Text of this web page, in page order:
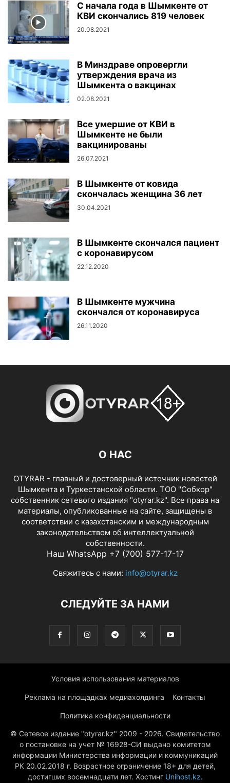
С начала года в Шымкенте от
КВИ скончались 819 человек
20.08.2021
В Минздраве опровергли
утверждения врача из
Шымкента о вакцинах
02.08.2021
Все умершие от КВИ в
Шымкенте не были
вакцинированы
26.07.2021
В Шымкенте от ковида
скончалась женщина 36 лет
30.04.2021
В Шымкенте скончался пациент
с коронавирусом
22.12.2020
В Шымкенте мужчина
скончался от коронавируса
26.11.2020
О НАС
OTYRAR - главный и достоверный источник новостей
Шымкента и Туркестанской области. ТОО "Собкор"
собственник сетевого издания "otyrar.kz". Все права на
материалы, опубликованные на сайте, защищены в
соответствии с казахстанским и международным
законодательством об интеллектуальной
собственности.
Наш WhatsApp +7 (700) 577-17-17
Свяжитесь с нами: info@otyrar.kz
СЛЕДУЙТЕ ЗА НАМИ
Условия использования материалов
Реклама на площадках медиахолдинга Контакты
Политика конфиденциальности
© Сетевое издание "otyrar.kz" 2009 - 2026. Свидетельство
о постановке на учет № 16928-СИ выдано комитетом
информации Министерства информации и коммуникаций
РК 20.02.2018 г. Возрастное ограничение 18+ для детей,
достигших восемнадцати лет. Хостинг Unihost.kz.